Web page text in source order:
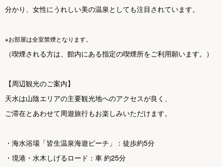
分かり、女性にうれしい美の温泉としても注目されています。
※お部屋は全室禁煙となります。
（喫煙される方は、館内にある指定の喫煙所をご利用願います。）
【周辺観光のご案内】
天水は山陰エリアの主要観光地へのアクセスが良く、
ご滞在とあわせて周遊旅行もお楽しみいただけます。
・海水浴場「皆生温泉海遊ビーチ」：徒歩約5分
・境港・水木しげるロード：車 約25分